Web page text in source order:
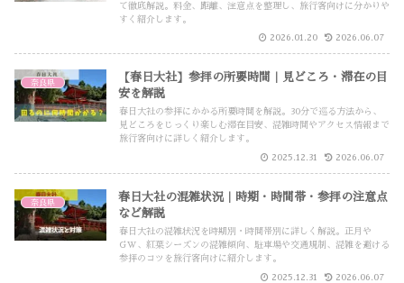
て徹底解説。料金、距離、注意点を整理し、旅行客向けに分かりや
すく紹介します。
2026.01.20 2026.06.07
奈良県
【春日大社】参拝の所要時間｜見どころ・滞在の目
安を解説
春日大社の参拝にかかる所要時間を解説。30分で巡る方法から、
見どころをじっくり楽しむ滞在目安、混雑時間やアクセス情報まで
旅行客向けに詳しく紹介します。
2025.12.31 2026.06.07
奈良県
春日大社の混雑状況｜時期・時間帯・参拝の注意点
など解説
春日大社の混雑状況を時期別・時間帯別に詳しく解説。正月や
GW、紅葉シーズンの混雑傾向、駐車場や交通規制、混雑を避ける
参拝のコツを旅行客向けに紹介します。
2025.12.31 2026.06.07